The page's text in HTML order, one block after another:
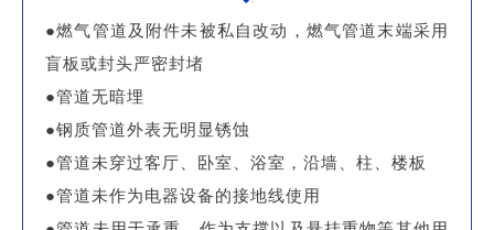
●燃气管道及附件未被私自改动，燃气管道末端采用
盲板或封头严密封堵
●管道无暗埋
●钢质管道外表无明显锈蚀
●管道未穿过客厅、卧室、浴室，沿墙、柱、楼板
●管道未作为电器设备的接地线使用